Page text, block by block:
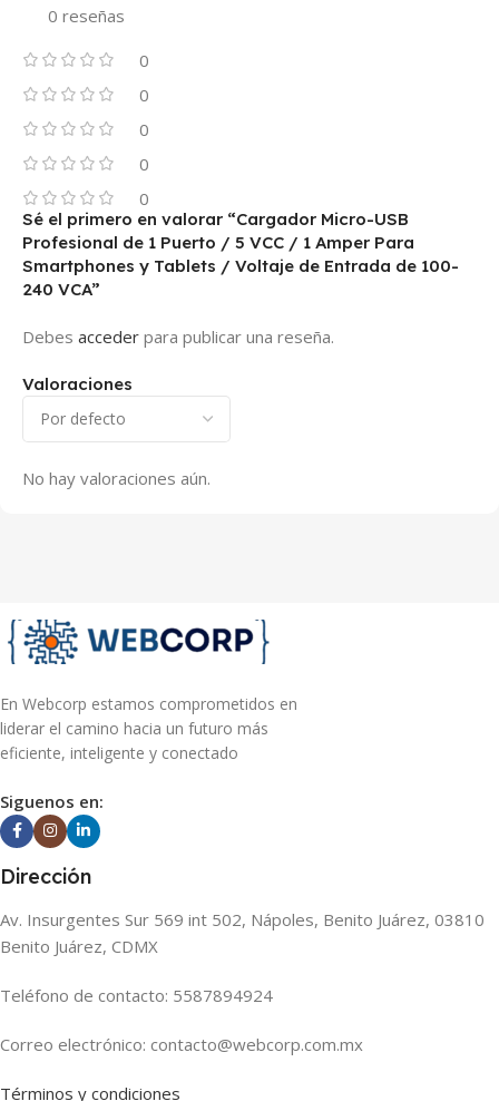
0 reseñas
0
0
0
0
0
Valoraciones
No hay valoraciones aún.
Sé el primero en valorar “Cargador Micro-USB
Profesional de 1 Puerto / 5 VCC / 1 Amper Para
Smartphones y Tablets / Voltaje de Entrada de 100-
240 VCA”
Debes acceder para publicar una reseña.
En Webcorp estamos comprometidos en
liderar el camino hacia un futuro más
eficiente, inteligente y conectado
Siguenos en:
Dirección
Av. Insurgentes Sur 569 int 502, Nápoles, Benito Juárez, 03810
Benito Juárez, CDMX
Teléfono de contacto: 5587894924
Correo electrónico: contacto@webcorp.com.mx
Términos y condiciones